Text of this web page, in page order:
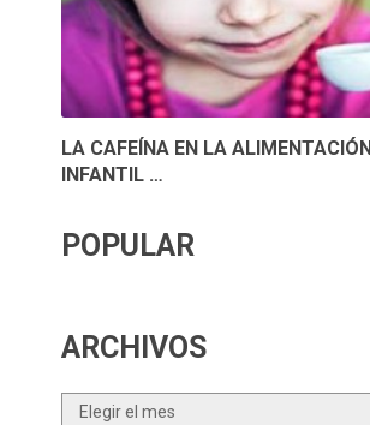
LA CAFEÍNA EN LA ALIMENTACIÓN
INFANTIL …
POPULAR
ARCHIVOS
Archivos